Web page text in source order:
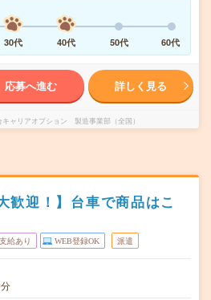
30代 40代 50代 60代
応募へ進む 詳しく見る
キャリアオプション 製造事業部（全国）
歓迎！】台車で商品はこ
給あり WEB登録OK 派遣